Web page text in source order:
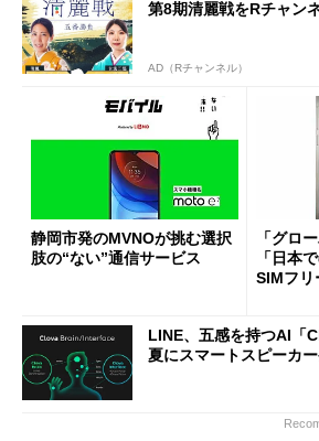
第8期清麗戦をRチャン
AD（Rチャンネル）
静岡市発のMVNOが挑む選択
肢の“ない”通信サービス
「グロ
「日本
SIMフリ
LINE、五感を持つAI
夏にスマートスピーカ